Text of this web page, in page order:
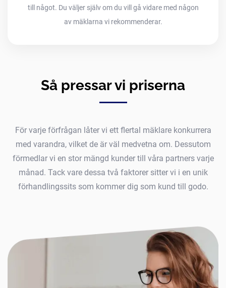
till något. Du väljer själv om du vill gå vidare med någon
av mäklarna vi rekommenderar.
Så pressar vi priserna
För varje förfrågan låter vi ett flertal mäklare konkurrera
med varandra, vilket de är väl medvetna om. Dessutom
förmedlar vi en stor mängd kunder till våra partners varje
månad. Tack vare dessa två faktorer sitter vi i en unik
förhandlingssits som kommer dig som kund till godo.